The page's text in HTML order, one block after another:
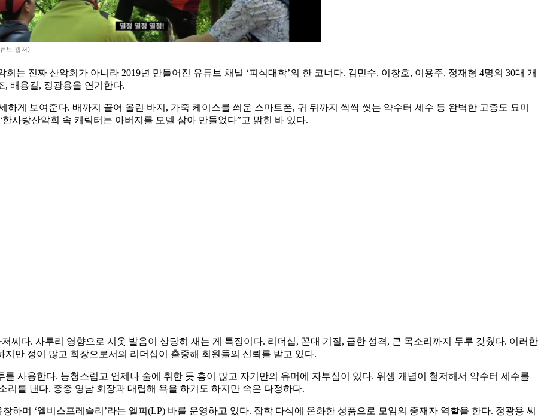
브 캡처)
는 진짜 산악회가 아니라 2019년 만들어진 유튜브 채널 ‘피식대학’의 한 코너다. 김민수, 이창호, 이용주, 정재형 4명의 30대 개
, 배용길, 정광용을 연기한다.
게 보여준다. 배까지 끌어 올린 바지, 가죽 케이스를 씌운 스마트폰, 귀 뒤까지 싹싹 씻는 약수터 세수 등 완벽한 고증도 묘미
사랑산악회 속 캐릭터는 아버지를 모델 삼아 만들었다”고 밝힌 바 있다.
씨다. 사투리 영향으로 시옷 발음이 상당히 새는 게 특징이다. 리더십, 꼰대 기질, 급한 성격, 큰 목소리까지 두루 갖췄다. 이러한
만 정이 많고 회장으로서의 리더십이 출중해 회원들의 신뢰를 받고 있다.
사용한다. 능청스럽고 언제나 술에 취한 듯 흥이 많고 자기만의 유머에 자부심이 있다. 위생 개념이 철저해서 약수터 세수를
를 낸다. 종종 영남 회장과 대립해 욕을 하기도 하지만 속은 다정하다.
하며 ‘엘비스프레슬리’라는 엘피(LP) 바를 운영하고 있다. 잡학 다식에 온화한 성품으로 모임의 중재자 역할을 한다. 정광용 씨